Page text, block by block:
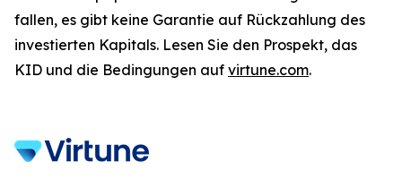
fallen, es gibt keine Garantie auf Rückzahlung des
investierten Kapitals. Lesen Sie den Prospekt, das
KID und die Bedingungen auf virtune.com.